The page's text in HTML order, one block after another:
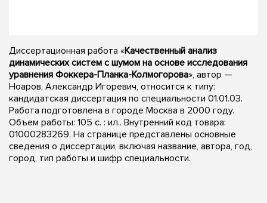
Диссертационная работа «Качественный анализ
динамических систем с шумом на основе исследования
уравнения Фоккера-Планка-Колмогорова», автор —
Ноаров, Александр Игоревич, относится к типу:
кандидатская диссертация по специальности 01.01.03.
Работа подготовлена в городе Москва в 2000 году.
Объем работы: 105 с. : ил.. Внутренний код товара:
01000283269. На странице представлены основные
сведения о диссертации, включая название, автора, год,
город, тип работы и шифр специальности.